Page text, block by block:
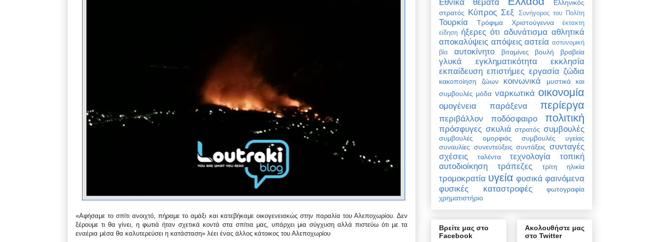
«Αφήσαμε το σπίτι ανοιχτό, πήραμε το αμάξι και κατεβήκαμε οικογενειακώς στην παραλία του Αλεποχωρίου. Δεν
ξέρουμε τι θα γίνει, η φωτιά ήταν σχετικά κοντά στα σπίτια μας, υπάρχει μια σύγχυση αλλά πιστεύω ότι με τα
εναέρια μέσα θα καλυτερεύσει η κατάσταση» λέει ένας άλλος κάτοικος του Αλεποχωρίου
Εθνικά θέματα
Ελληνικός
στρατός Κύπρος Σεξ Συνήγορος του Πολίτη
Τουρκία Τρόφιμα Χριστούγεννα
έκτακτη
είδηση ήξερες ότι αδυνάτισμα αθλητικά
αποκαλύψεις απόψεις αστεία αστυνομική
βία
αυτοκίνητο βιταμίνες βουλή βραβεία
γλυκά εγκληματικότητα
εκκλησία
εκπαίδευση επιστήμες εργασία ζώδια
κακοποίηση ζώων κοινωνικά
μυστικά και
συμβουλές μόδα ναρκωτικά οικονομία
ομογένεια παράξενα περίεργα
περιβάλλον ποδόσφαιρο πολιτική
πρόσφυγες σκυλιά στρατός συμβουλές
συμβουλές ομορφιάς
συμβουλές υγείας
συναυλίες συνεντεύξεις συντάξεις συνταγές
σχέσεις
ταλέντα τεχνολογία
τοπική
αυτοδιοίκηση
τράπεζες τρίτη ηλικία
τρομοκρατία υγεία φυσικά φαινόμενα
φυσικές καταστροφές
φωτογραφία
χρηματιστήριο
Βρείτε μας στο
Facebook
Ακολουθήστε μας
στο Twitter